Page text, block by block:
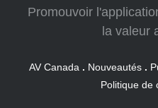
Promouvoir
la valeur
AV Canada . Nouveautés.
Politique de